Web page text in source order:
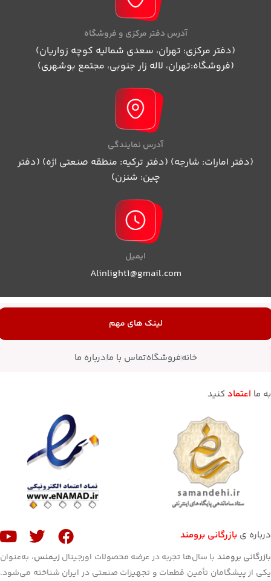
آدرس دفتر مرکزی و فروشگاه
(دفتر مرکزی: تهران، سعدی شمالیه کوچه زواریان)
(فروشگاه:تهران، لاله زار جنوبی، مجتمع بوشهری)
آدرس نمایندگی
(دفتر امارات: شارجه) (دفتر ترکیه: منطقه صنعتی اژه) (دفتر
چین: شنزن)
ایمیل
Alinlight1@gmail.com
لینک های مهم
خانهفروشگاهتماس با مادرباره ما
درباره ی بازرگانی برومند
بازرگانی برومند با سال‌ها تجربه در عرضه محصولات اورجینال زیمنس، به‌عنوان
یکی از پیشگامان تأمین قطعات و تجهیزات صنعتی در ایران شناخته می‌شود.
به ما اعتماد کنید